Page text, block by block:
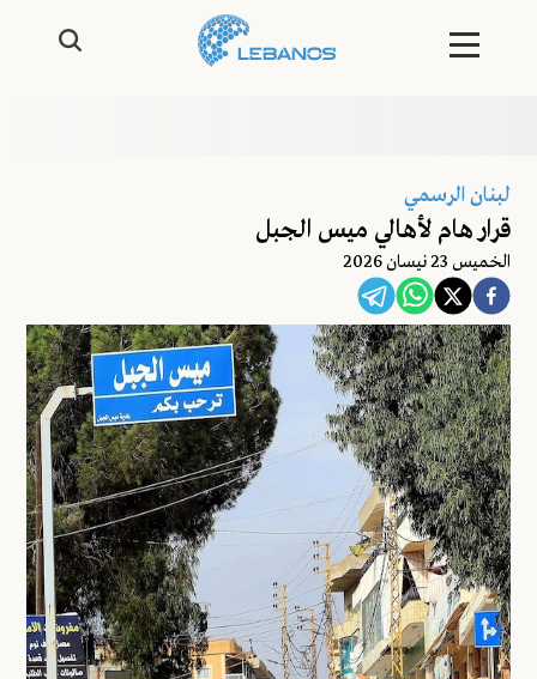
لبنان الرسمي
قرار هام لأهالي ميس الجبل
الخميس 23 نيسان 2026